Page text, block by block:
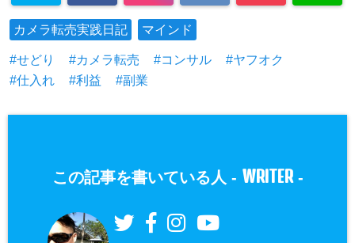
カメラ転売実践日記 マインド
せどり カメラ転売 コンサル
ヤフオク
仕入れ
利益 副業
この記事を書いている人 - WRITER-